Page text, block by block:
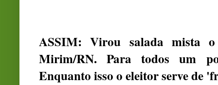
ASSIM: Virou salada mista
Mirim/RN. Para todos um
Enquanto isso o eleitor serve de